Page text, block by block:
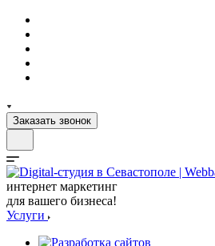
Заказать звонок
интернет маркетинг
для вашего бизнеса!
Услуги